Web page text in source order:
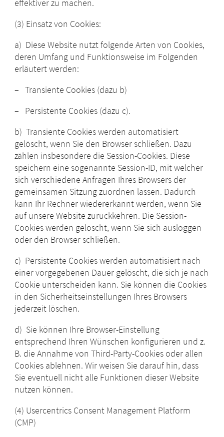
effektiver zu machen.
(3) Einsatz von Cookies:
a) Diese Website nutzt folgende Arten von Cookies,
deren Umfang und Funktionsweise im Folgenden
erläutert werden:
– Transiente Cookies (dazu b)
– Persistente Cookies (dazu c).
b) Transiente Cookies werden automatisiert
gelöscht, wenn Sie den Browser schließen. Dazu
zählen insbesondere die Session-Cookies. Diese
speichern eine sogenannte Session-ID, mit welcher
sich verschiedene Anfragen Ihres Browsers der
gemeinsamen Sitzung zuordnen lassen. Dadurch
kann Ihr Rechner wiedererkannt werden, wenn Sie
auf unsere Website zurückkehren. Die Session-
Cookies werden gelöscht, wenn Sie sich ausloggen
oder den Browser schließen.
c) Persistente Cookies werden automatisiert nach
einer vorgegebenen Dauer gelöscht, die sich je nach
Cookie unterscheiden kann. Sie können die Cookies
in den Sicherheitseinstellungen Ihres Browsers
jederzeit löschen.
d) Sie können Ihre Browser-Einstellung
entsprechend Ihren Wünschen konfigurieren und z.
B. die Annahme von Third-Party-Cookies oder allen
Cookies ablehnen. Wir weisen Sie darauf hin, dass
Sie eventuell nicht alle Funktionen dieser Website
nutzen können.
(4) Usercentrics Consent Management Platform
(CMP)